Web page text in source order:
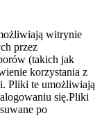
witrynie
przez
(takich jak
korzystania z
Pliki te umożliwiają
się.Pliki
po